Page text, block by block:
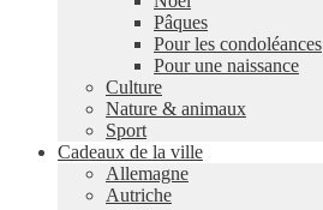
Pâques
Pour les condoléances
Pour une naissance
Culture
Nature & animaux
Sport
Cadeaux de la ville
Allemagne
Autriche